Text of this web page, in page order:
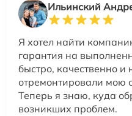
Ильинский
Я хотел найти
гарантия на
быстро, качественно и
отремонтировали мою
Теперь я знаю, куда
возникших проблем.